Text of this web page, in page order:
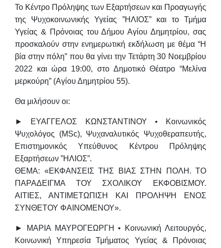
Το Κέντρο Πρόληψης των Εξαρτήσεων και Προαγωγής
της Ψυχοκοινωνικής Υγείας ”ΗΛΙΟΣ” και το Τμήμα
Υγείας & Πρόνοιας του Δήμου Αγίου Δημητρίου, σας
προσκαλούν στην ενημερωτική εκδήλωση με θέμα “Η
βία στην πόλη” που θα γίνει την Τετάρτη 30 Νοεμβρίου
2022 και ώρα 19:00, στο Δημοτικό Θέατρο “Μελίνα
μερκούρη” (Αγίου Δημητρίου 55).
Θα μιλήσουν οι:
► ΕΥΑΓΓΕΛΟΣ ΚΩΝΣΤΑΝΤΙΝΟΥ • Κοινωνικός
Ψυχολόγος (MSc), Ψυχαναλυτικός Ψυχοθεραπευτής,
Επιστημονικός Υπεύθυνος Κέντρου Πρόληψης
Εξαρτήσεων ”ΗΛΙΟΣ”.
ΘΕΜΑ: «ΕΚΦΑΝΣΕΙΣ ΤΗΣ ΒΙΑΣ ΣΤΗΝ ΠΟΛΗ. ΤΟ
ΠΑΡΑΔΕΙΓΜΑ ΤΟΥ ΣΧΟΛΙΚΟΥ ΕΚΦΟΒΙΣΜΟΥ.
ΑΙΤΙΕΣ, ΑΝΤΙΜΕΤΩΠΙΣΗ ΚΑΙ ΠΡΟΛΗΨΗ ΕΝΟΣ
ΣΥΝΘΕΤΟΥ ΦΑΙΝΟΜΕΝΟΥ».
► ΜΑΡΙΑ ΜΑΥΡΟΓΕΩΡΓΗ • Κοινωνική Λειτουργός,
Κοινωνική Υπηρεσία Τμήματος Υγείας & Πρόνοιας